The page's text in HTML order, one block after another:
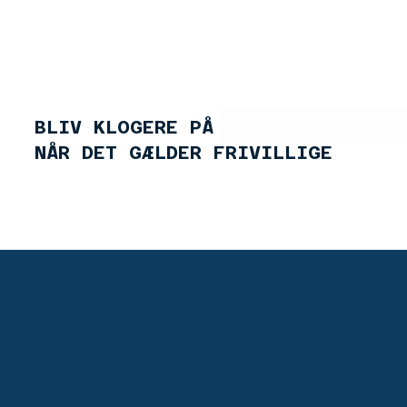
BLIV KLOGERE PÅ LEDELSE
NÅR DET GÆLDER FRIVILLIGE